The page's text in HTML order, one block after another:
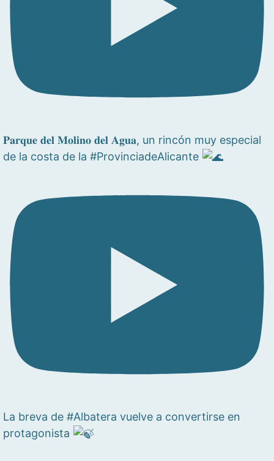
𝐏𝐚𝐫𝐪𝐮𝐞 𝐝𝐞𝐥 𝐌𝐨𝐥𝐢𝐧𝐨 𝐝𝐞𝐥 𝐀𝐠𝐮𝐚, un rincón muy especial
de la costa de la #ProvinciadeAlicante
La breva de #Albatera vuelve a convertirse en
protagonista